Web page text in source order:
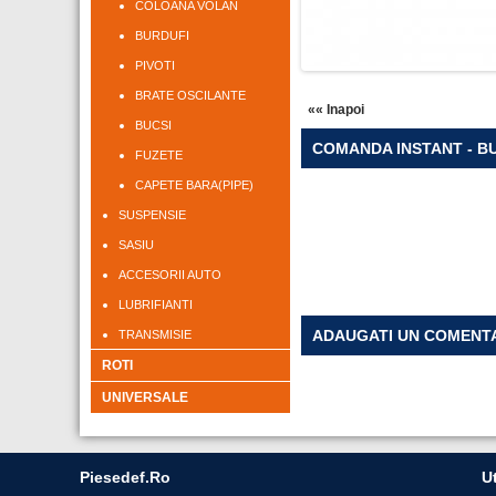
COLOANA VOLAN
BURDUFI
PIVOTI
BRATE OSCILANTE
BUCSI
FUZETE
CAPETE BARA(PIPE)
SUSPENSIE
SASIU
ACCESORII AUTO
LUBRIFIANTI
TRANSMISIE
ROTI
UNIVERSALE
«« Inapoi
COMANDA INSTANT -
ADAUGATI UN
Piesedef.ro